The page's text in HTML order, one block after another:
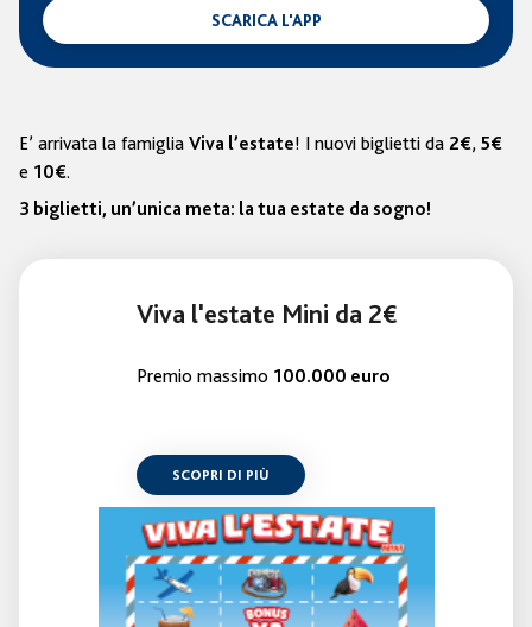
SCARICA L'APP
E’ arrivata la famiglia Viva l’estate! I nuovi biglietti da 2€, 5€
e 10€.
3 biglietti, un’unica meta: la tua estate da sogno!
Viva l'estate Mini da 2€
Premio massimo 100.000 euro
SCOPRI DI PIÙ